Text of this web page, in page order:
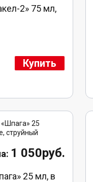
2» 75 мл,
Купить
1 050руб.
25 мл, в